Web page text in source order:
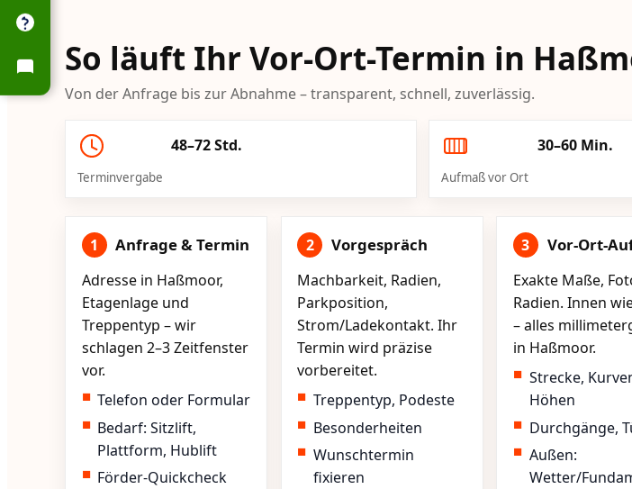
So läuft Ihr Vor-Ort-Termin in
Von der Anfrage bis zur Abnahme – transparent, schnell, zuverlässig.
48–72 Std.
Terminvergabe
30–60 Min.
Aufmaß vor Ort
1 Anfrage & Termin
Adresse in Haßmoor,
Etagenlage und
Treppentyp – wir
schlagen 2–3 Zeitfenster
vor.
Telefon oder Formular
Bedarf: Sitzlift,
Plattform, Hublift
Förder-Quickcheck
2 Vorgespräch
Machbarkeit, Radien,
Parkposition,
Strom/Ladekontakt. Ihr
Termin wird präzise
vorbereitet.
Treppentyp, Podeste
Besonderheiten
Wunschtermin
fixieren
3 Vor-Ort-
Exakte Maße,
Radien. Innen
– alles
in Haßmoor.
Strecke,
Höhen
Durchgänge,
Außen:
Wetter/